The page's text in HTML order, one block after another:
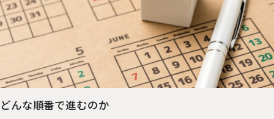
どんな順番で進むのか